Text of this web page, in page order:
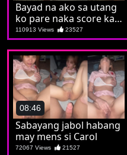
Bayad na ako sa utang
ko pare naka score ka
na kay kumare
110913 Views 23527
08:46
Sabayang jabol habang
may mens si Carol
72067 Views 21527